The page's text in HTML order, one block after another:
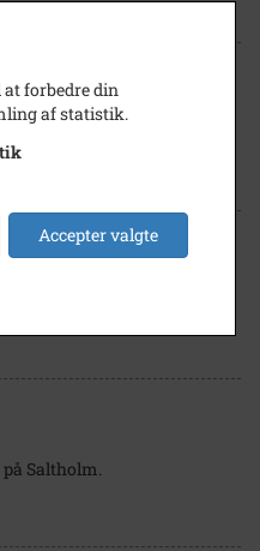
Saltholm.
Saltholm.
forbedre din
af statistik.
Accepter valgte